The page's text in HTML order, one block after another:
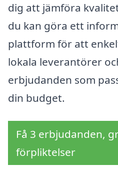
dig att jämföra
du kan göra ett
plattform för att
lokala leverantörer
erbjudanden som
din budget.
Få 3 erbjudanden,
förpliktelser